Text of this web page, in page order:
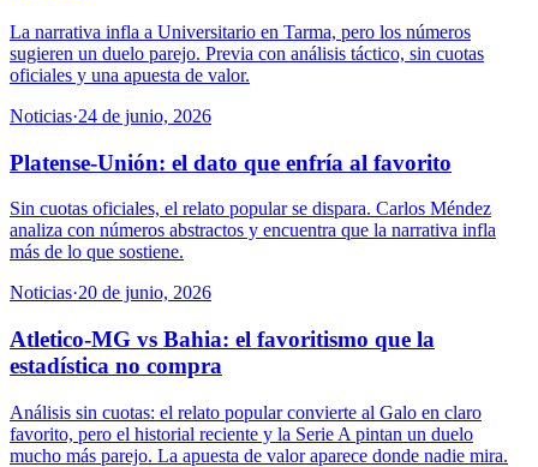
La narrativa infla a Universitario en Tarma, pero los números
sugieren un duelo parejo. Previa con análisis táctico, sin cuotas
oficiales y una apuesta de valor.
Noticias·24 de junio, 2026
Platense-Unión: el dato que enfría al favorito
Sin cuotas oficiales, el relato popular se dispara. Carlos Méndez
analiza con números abstractos y encuentra que la narrativa infla
más de lo que sostiene.
Noticias·20 de junio, 2026
Atletico-MG vs Bahia: el favoritismo que la
estadística no compra
Análisis sin cuotas: el relato popular convierte al Galo en claro
favorito, pero el historial reciente y la Serie A pintan un duelo
mucho más parejo. La apuesta de valor aparece donde nadie mira.